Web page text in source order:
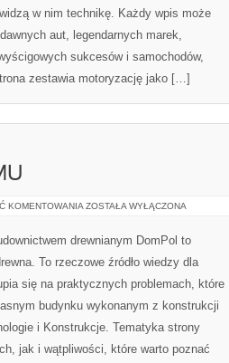
w nim technikę. Każdy wpis może
aut, legendarnych marek,
sukcesów i samochodów,
zestawia motoryzację jako […]
KOMENTOWANIA OGRÓD
DOMU
ZOSTAŁA WYŁĄCZONA
drewnianym DomPol to
To rzeczowe źródło wiedzy dla
się na praktycznych problemach, które
budynku wykonanym z konstrukcji
i Konstrukcje. Tematyka strony
jak i wątpliwości, które warto poznać